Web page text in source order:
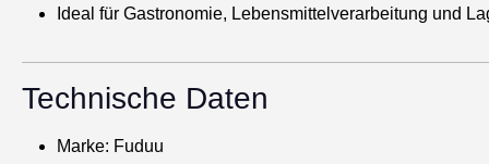
Ideal für Gastronomie, Lebensmittelverarbeitung und
Technische Daten
Marke: Fuduu